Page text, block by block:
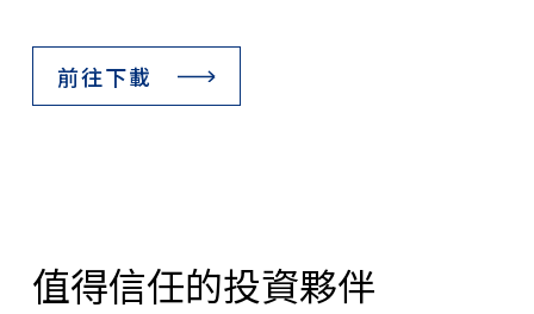
前往下載
值得信任的投資夥伴